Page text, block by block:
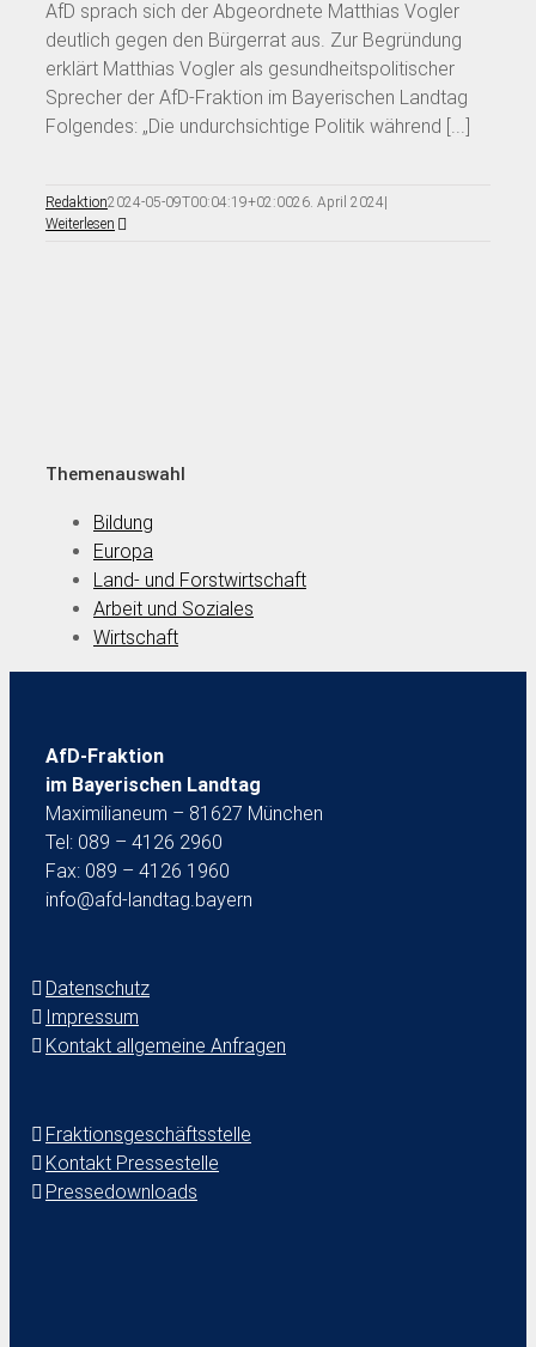
AfD sprach sich der Abgeordnete Matthias Vogler
deutlich gegen den Bürgerrat aus. Zur Begründung
erklärt Matthias Vogler als gesundheitspolitischer
Sprecher der AfD-Fraktion im Bayerischen Landtag
Folgendes: „Die undurchsichtige Politik während [...]
Redaktion2024-05-09T00:04:19+02:0026. April 2024|
Weiterlesen
Themenauswahl
Bildung
Europa
Land- und Forstwirtschaft
Arbeit und Soziales
Wirtschaft
AfD-Fraktion
im Bayerischen Landtag
Maximilianeum – 81627 München
Tel: 089 – 4126 2960
Fax: 089 – 4126 1960
info@afd-landtag.bayern
Datenschutz
Impressum
Kontakt allgemeine Anfragen
Fraktionsgeschäftsstelle
Kontakt Pressestelle
Pressedownloads